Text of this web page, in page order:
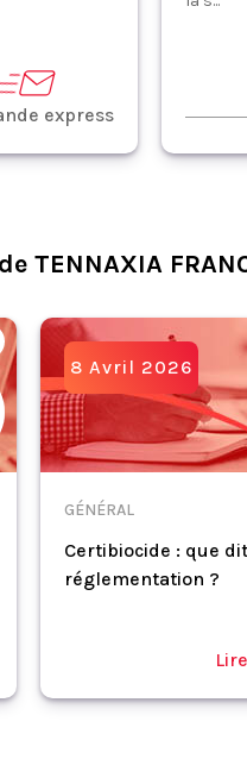
express
de TENNAXIA
8 Avril 2026
GÉNÉRAL
Certibiocide : que
réglementation ?